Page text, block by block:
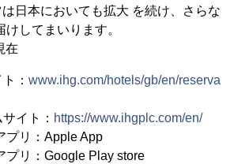
日本においても拡大 を続け、さらな
してまいります。
在
： www.ihg.com/hotels/gb/en/reserva
イト： https://www.ihgplc.com/en/
プリ：Apple App
プリ：Google Play store